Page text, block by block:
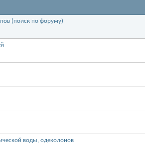
(поиск по форуму)
воды, одеколонов